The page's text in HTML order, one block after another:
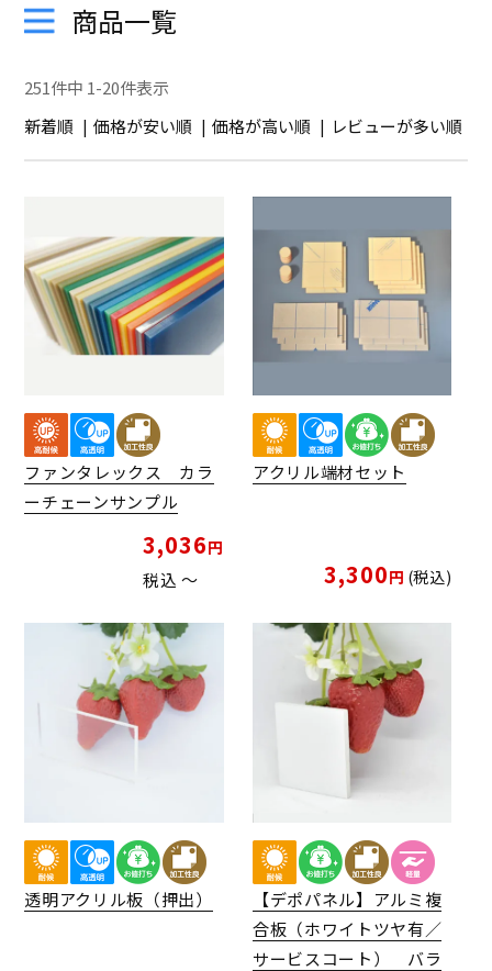
商品一覧
新着順 価格が安い順 価格が高い順 レビューが多い順
251件中 1-20件表示
ファンタレックス カラ
ーチェーンサンプル
3,036
税込 〜
アクリル端材セット
3,300 税込
透明アクリル板（押出）
【デポパネル】アルミ複
合板（ホワイトツヤ有／
サービスコート） バラ